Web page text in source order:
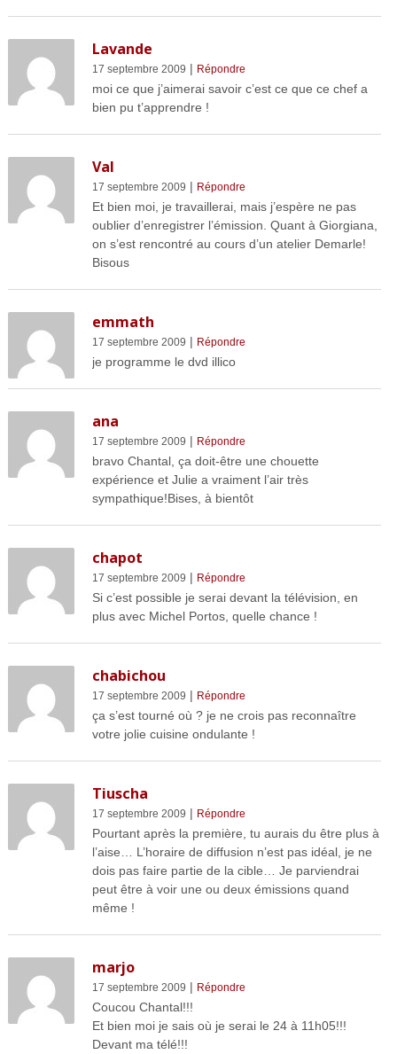
Lavande
17 septembre 2009 | Répondre
moi ce que j’aimerai savoir c’est ce que ce chef a
bien pu t’apprendre !
Val
17 septembre 2009 | Répondre
Et bien moi, je travaillerai, mais j’espère ne pas
oublier d’enregistrer l’émission. Quant à Giorgiana,
on s’est rencontré au cours d’un atelier Demarle!
Bisous
emmath
17 septembre 2009 | Répondre
je programme le dvd illico
ana
17 septembre 2009 | Répondre
bravo Chantal, ça doit-être une chouette
expérience et Julie a vraiment l’air très
sympathique!Bises, à bientôt
chapot
17 septembre 2009 | Répondre
Si c’est possible je serai devant la télévision, en
plus avec Michel Portos, quelle chance !
chabichou
17 septembre 2009 | Répondre
ça s’est tourné où ? je ne crois pas reconnaître
votre jolie cuisine ondulante !
Tiuscha
17 septembre 2009 | Répondre
Pourtant après la première, tu aurais du être plus à
l’aise… L’horaire de diffusion n’est pas idéal, je ne
dois pas faire partie de la cible… Je parviendrai
peut être à voir une ou deux émissions quand
même !
marjo
17 septembre 2009 | Répondre
Coucou Chantal!!!
Et bien moi je sais où je serai le 24 à 11h05!!!
Devant ma télé!!!